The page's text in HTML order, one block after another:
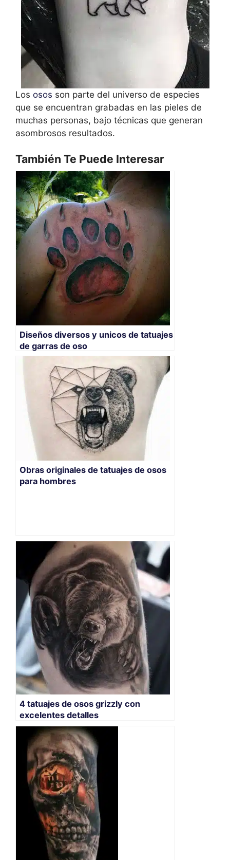
Los osos son parte del universo de especies
que se encuentran grabadas en las pieles de
muchas personas, bajo técnicas que generan
asombrosos resultados.
También Te Puede Interesar
Diseños diversos y unicos de tatuajes
de garras de oso
Obras originales de tatuajes de osos
para hombres
4 tatuajes de osos grizzly con
excelentes detalles